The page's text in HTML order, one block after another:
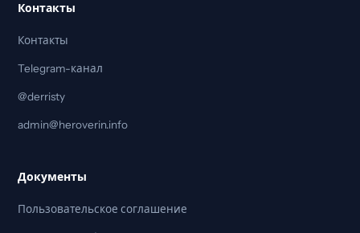
Контакты
Контакты
Telegram-канал
@derristy
admin@heroverin.info
Документы
Пользовательское соглашение